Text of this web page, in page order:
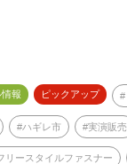
報 ピックアップ
ハギレ市 実演販売
リースタイルファスナー